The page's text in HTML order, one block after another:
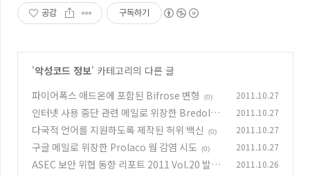
공감 구독하기
'악성코드 정보' 카테고리의 다른 글
파이어폭스 애드온에 포함된 Bifrose 변형
(0) 2011.10.27
인터넷 사용 중단 관련 메일로 위장한 Bredolab
변형
(0)
2011.10.27
다국적 언어를 지원하도록 제작된 허위 백신 (0) 2011.10.27
구글 메일로 위장한 Prolaco 웜 감염 시도 (0) 2011.10.27
ASEC 보안 위협 동향 리포트 2011 Vol.20 발간 2011.10.26